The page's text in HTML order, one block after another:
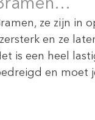
ze zijn in
en ze
is een heel
en moet